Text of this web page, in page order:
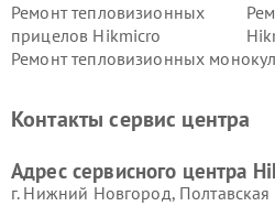
Ремонт тепловизионных
прицелов Hikmicro
Ремонт тепловизионных
Контакты сервис центра
Адрес сервисного центра
г. Нижний Новгород, Полтавская